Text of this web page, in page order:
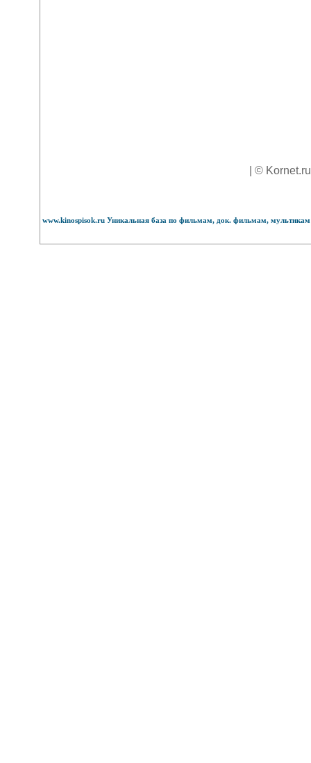
| ©
www.kinospisok.ru Уникальная база по фильмам, док. фильмам,